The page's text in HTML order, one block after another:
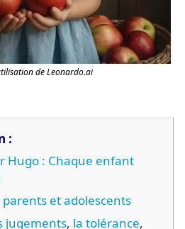
de Leonardo.ai
:
Hugo : Chaque enfant
et adolescents
jugements, la tolérance,